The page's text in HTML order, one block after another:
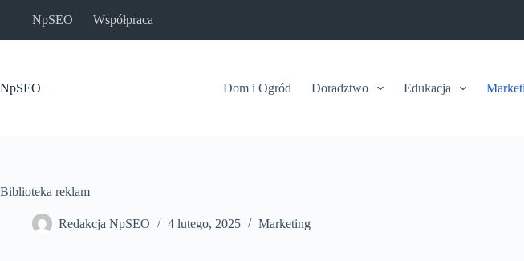
NpSEO Współpraca
NpSEO Dom i Ogród Doradztwo Edukacja
Biblioteka reklam
Redakcja NpSEO 4 lutego, 2025 Marketing